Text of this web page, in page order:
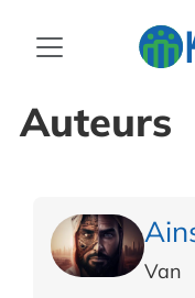
Auteurs
Van